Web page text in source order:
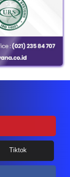
Tiktok